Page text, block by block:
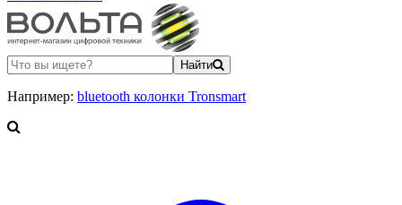
Найти
Например: bluetooth колонки Tronsmart